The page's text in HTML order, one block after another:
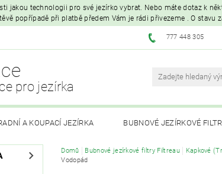
jakou technologii pro své jezírko vybrat. Nebo máte dotaz k
popřípadě při platbě předem Vám je rádi přivezeme . O stavu
777 448 305
pro jezírka
A KOUPACÍ JEZÍRKA BUBNOVÉ JEZÍRKOVÉ
FILTRAČNÍ MATERIÁL UVC LAMPY A OZONIZÁTORY
Domů Bubnové jezírkové filtry Filtreau Kapkové
Vodopád